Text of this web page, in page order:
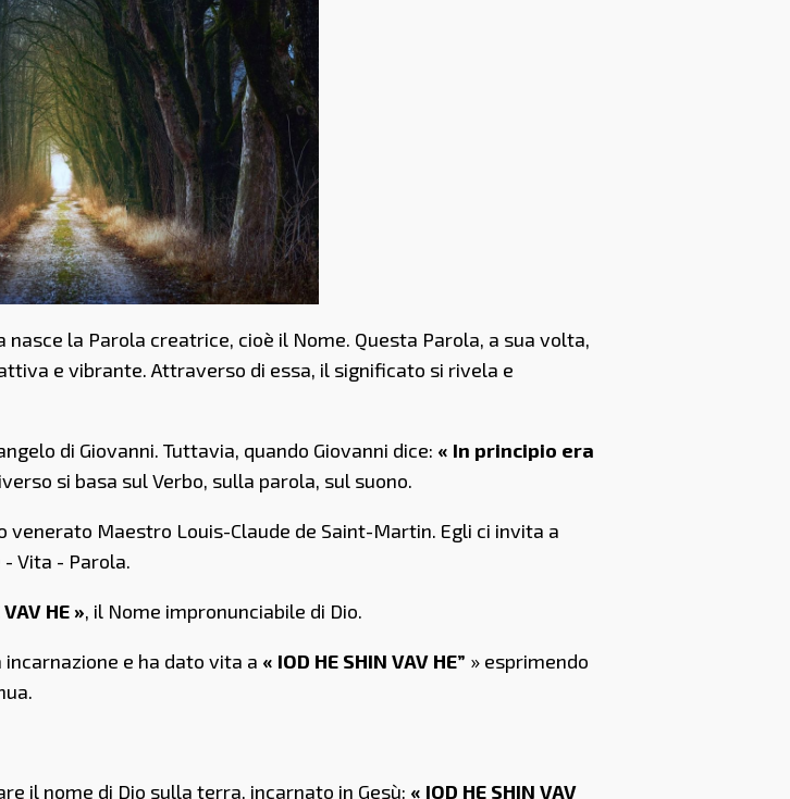
la Parola creatrice, cioè il Nome. Questa Parola, a sua volta,
e vibrante. Attraverso di essa, il significato si rivela e
di Giovanni. Tuttavia, quando Giovanni dice: « In principio era
si basa sul Verbo, sulla parola, sul suono.
Maestro Louis-Claude de Saint-Martin. Egli ci invita a
Vita - Parola.
HE », il Nome impronunciabile di Dio.
incarnazione e ha dato vita a « IOD HE SHIN VAV HE” » esprimendo
il nome di Dio sulla terra, incarnato in Gesù: « IOD HE SHIN VAV